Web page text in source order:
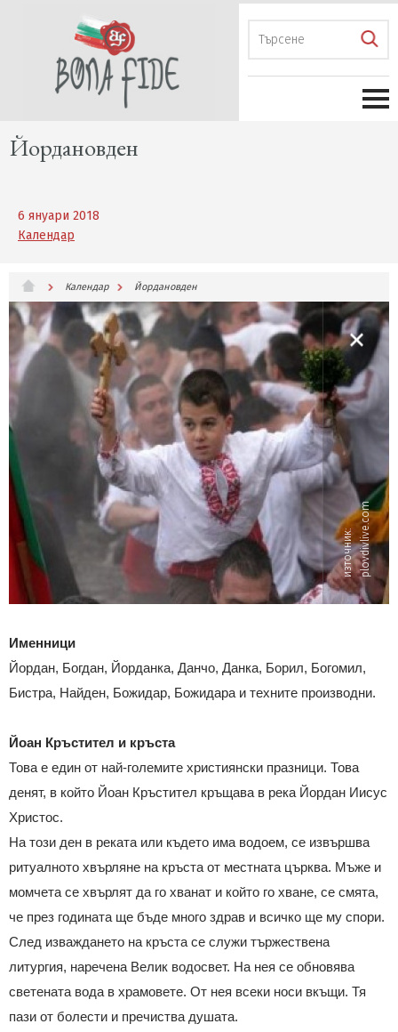
Йордановден
6 януари 2018
Календар
Календар Йордановден
и
з
т
о
ч
н
и
к:
p
l
o
v
d
i
v
l
i
v
e.
c
om
Именници
Йордан, Богдан, Йорданка, Данчо, Данка, Борил, Богомил,
Бистра, Найден, Божидар, Божидара и техните производни.
Йоан Кръстител и кръста
Това е един от най-големите християнски празници. Това
денят, в който Йоан Кръстител кръщава в река Йордан Иисус
Христос.
На този ден в реката или където има водоем, се извършва
ритуалното хвърляне на кръста от местната църква. Мъже и
момчета се хвърлят да го хванат и който го хване, се смята,
че през годината ще бъде много здрав и всичко ще му спори.
След изваждането на кръста се служи тържествена
литургия, наречена Велик водосвет. На нея се обновява
светената вода в храмовете. От нея всеки носи вкъщи. Тя
пази от болести и пречиства душата.